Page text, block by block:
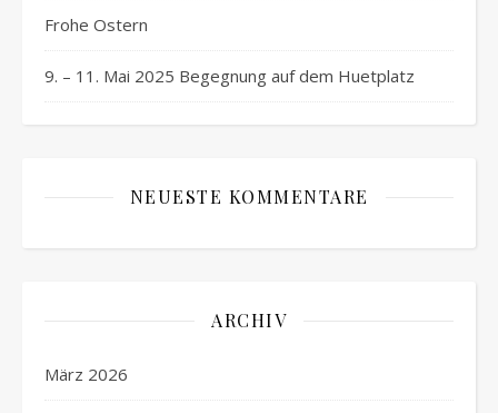
Frohe Ostern
9. – 11. Mai 2025 Begegnung auf dem Huetplatz
NEUESTE KOMMENTARE
ARCHIV
März 2026